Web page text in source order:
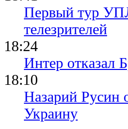
Первый тур
телезрителей
18:24
Интер отказал
18:10
Назарий Русин
Украину